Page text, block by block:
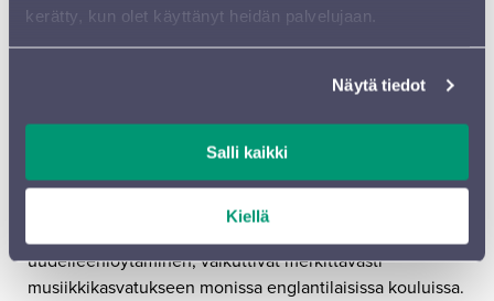
kerätty, kun olet käyttänyt heidän palvelujaan.
Näytä tiedot
Salli kaikki
Kiellä
Holst opiskeli Lontoon kuninkaallisessa
musiikkikorkeakoulussa, ja toimi valmistuttuaan
muutaman vuoden pasuunansoittajana ennen
siirtymistään musiikinopettajaksi. Hänestä tuli St. Paulin
tyttökoulun musiikinopettaja vuonna 1905 ja Morley
Collegen musiikinjohtaja vuonna 1907. Nämä
merkittävimmät opetusvirkansa hän piti elämänsä
loppuun asti. Holstin uraauurtavat menetelmät, joihin
uudelleenlöytäminen, vaikuttivat merkittävästi
musiikkikasvatukseen monissa englantilaisissa kouluissa.